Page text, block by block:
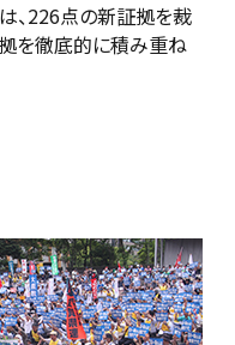
、226点の新証拠を裁
を徹底的に積み重ね